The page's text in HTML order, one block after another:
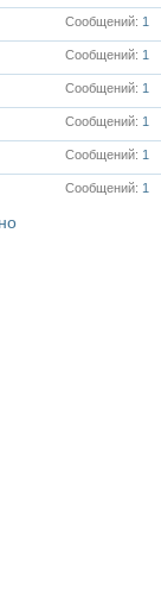
Сообщений 1
Сообщений 1
Сообщений 1
Сообщений 1
Сообщений 1
Сообщений 1